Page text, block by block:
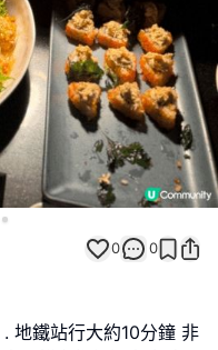
0 0
地鐵站行大約10分鐘 非